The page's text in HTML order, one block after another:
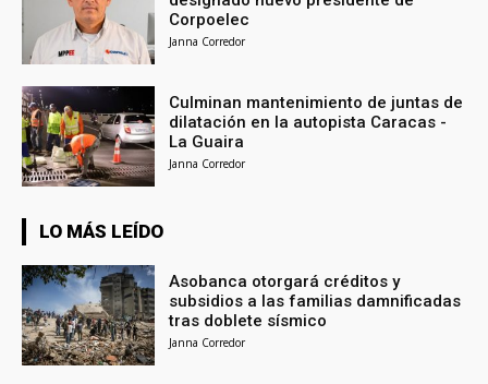
Corpoelec
Janna Corredor
Culminan mantenimiento de juntas de
dilatación en la autopista Caracas -
La Guaira
Janna Corredor
LO MÁS LEÍDO
Asobanca otorgará créditos y
subsidios a las familias damnificadas
tras doblete sísmico
Janna Corredor